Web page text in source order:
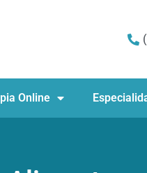
Online